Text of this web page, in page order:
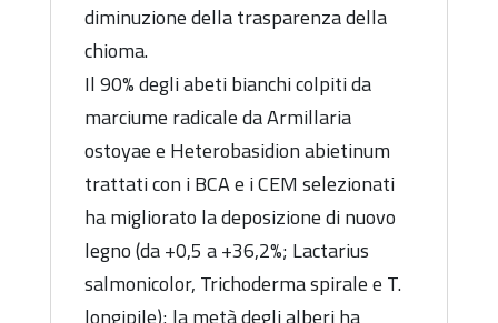
diminuzione della trasparenza della
chioma.
Il 90% degli abeti bianchi colpiti da
marciume radicale da Armillaria
ostoyae e Heterobasidion abietinum
trattati con i BCA e i CEM selezionati
ha migliorato la deposizione di nuovo
legno (da +0,5 a +36,2%; Lactarius
salmonicolor, Trichoderma spirale e T.
longipile); la metà degli alberi ha